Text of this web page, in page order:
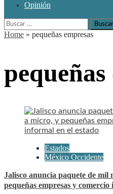
Opinión
Buscar:
Home » pequeñas empresas
pequeñas
Estados
México Occidente
Jalisco anuncia paquete de
pequeñas empresas y